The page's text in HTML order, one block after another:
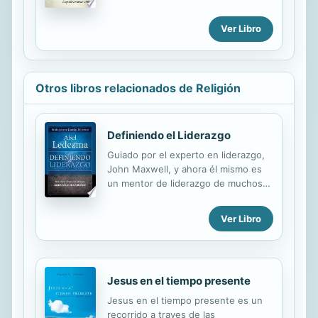
completamente diferenciados
Ver Libro
Otros libros relacionados de Religión
Definiendo el Liderazgo
Guiado por el experto en liderazgo,
John Maxwell, y ahora él mismo es
un mentor de liderazgo de muchos
Abel Ledezma enfatiza que el
liderazgo auténtico se define por
cualidades y valor, no por posición,
llamada "Liderazgo." Ha habido un
despertar por la necesidad de
comprender, preparar y levantar
Ver Libro
Jesus en el tiempo presente
Jesus en el tiempo presente es un
recorrido a traves de las